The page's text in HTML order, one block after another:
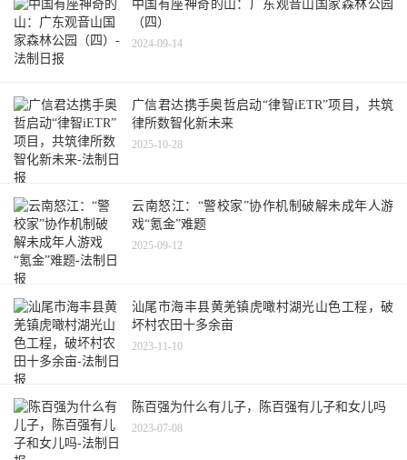
中国有座神奇的山：广东观音山国家森林公园
（四）
2024-09-14
广信君达携手奥哲启动“律智iETR”项目，共筑
律所数智化新未来
2025-10-28
云南怒江：“警校家”协作机制破解未成年人游
戏“氪金”难题
2025-09-12
汕尾市海丰县黄羌镇虎噉村湖光山色工程，破
坏村农田十多余亩
2023-11-10
陈百强为什么有儿子，陈百强有儿子和女儿吗
2023-07-08